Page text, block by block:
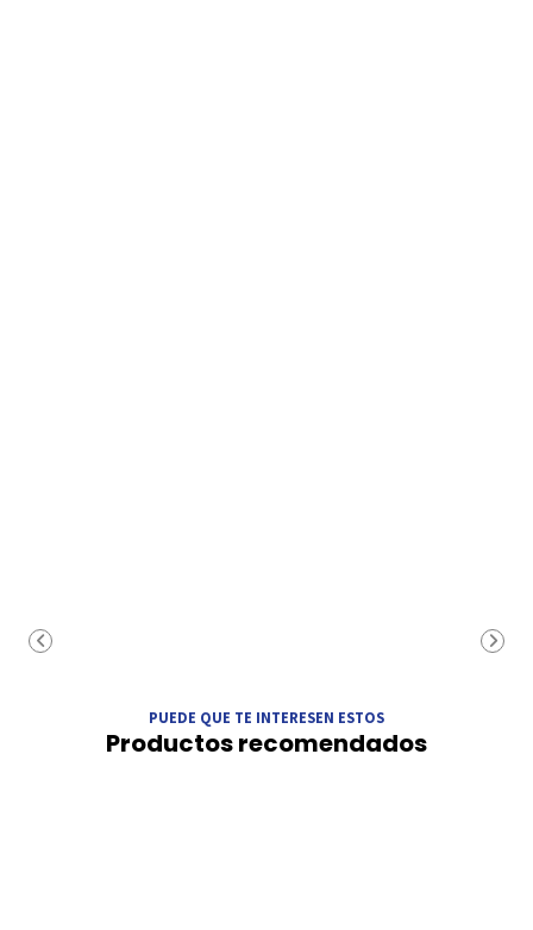
PUEDE QUE TE INTERESEN ESTOS
Productos recomendados